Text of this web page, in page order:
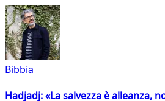
Bibbia
Hadjadj: «La salvezza è alleanza,